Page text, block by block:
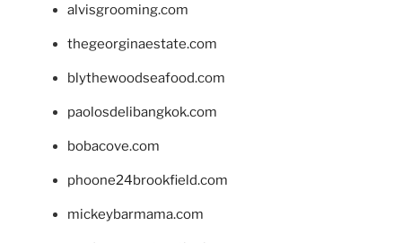
alvisgrooming.com
thegeorginaestate.com
blythewoodseafood.com
paolosdelibangkok.com
bobacove.com
phoone24brookfield.com
mickeybarmama.com